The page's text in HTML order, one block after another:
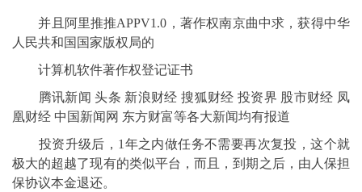
并且阿里推推APPV1.0，著作权南京曲中求，获得中华
人民共和国国家版权局的
计算机软件著作权登记证书
腾讯新闻 头条 新浪财经 搜狐财经 投资界 股市财经 凤
凰财经 中国新闻网 东方财富等各大新闻均有报道
投资升级后，1年之内做任务不需要再次复投，这个就
极大的超越了现有的类似平台，而且，到期之后，由人保担
保协议本金退还。